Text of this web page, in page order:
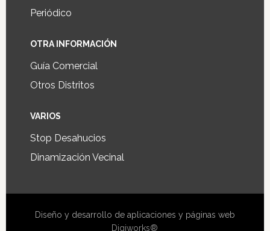
Periódico
OTRA INFORMACIÓN
Guía Comercial
Otros Distritos
VARIOS
Stop Desahucios
Dinamización Vecinal
Diseño y desarrollo de aplicaciones y páginas web
Digiworks®